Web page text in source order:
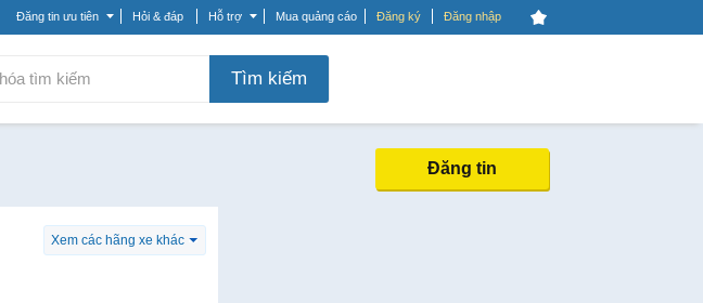
Đăng tin ưu tiên Hỏi & đáp Hỗ trợ Mua quảng cáo Đăng ký Đăng nhập
Tìm kiếm
Đăng tin
Xem các hãng xe khác